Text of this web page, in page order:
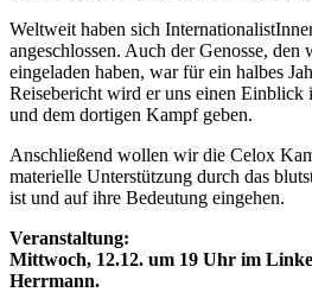
Weltweit haben sich
angeschlossen. Auch der Genosse, den
eingeladen haben, war für ein halbes
Reisebericht wird er uns einen
und dem dortigen Kampf geben.
Anschließend wollen wir die Celox
materielle Unterstützung durch das
ist und auf ihre Bedeutung eingehen.
Veranstaltung:
Mittwoch, 12.12. um 19 Uhr im
Herrmann.